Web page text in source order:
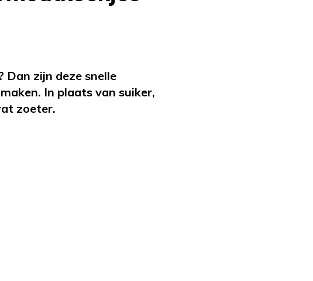
Dan zijn deze snelle
In plaats van suiker,
zoeter.